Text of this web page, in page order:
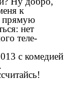
к
прямую
нет
теле-
с комедией